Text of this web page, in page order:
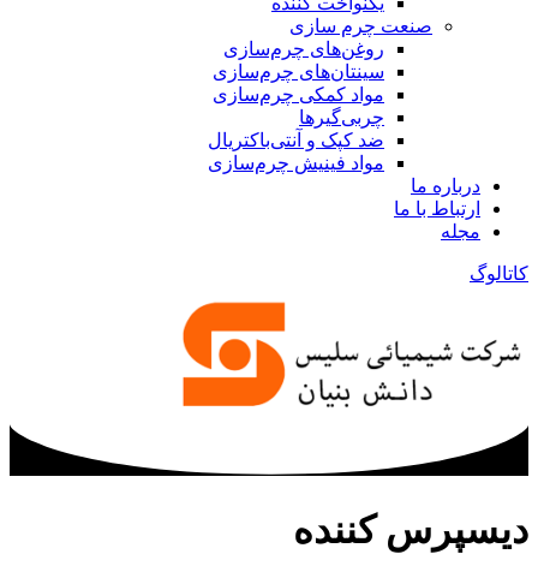
صنعت چرم سازی
روغن‌های چرم‌سازی
سینتان‌های چرم‌سازی
مواد کمکی چرم‌سازی
چربی‌گیرها
ضد کپک و آنتی‌باکتریال
مواد فینیش چرم‌سازی
درباره ما
ارتباط با ما
مجله
کاتالوگ
دیسپرس کننده